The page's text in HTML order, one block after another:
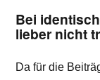
Bei
lieber nicht
Da für die